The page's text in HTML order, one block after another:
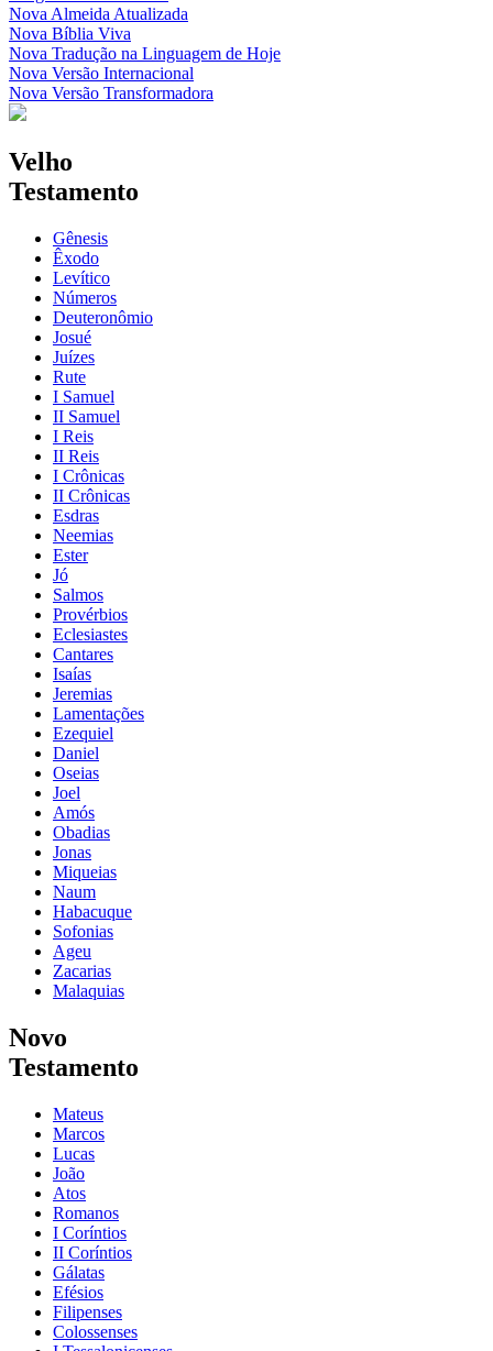
Nova Almeida Atualizada
Nova Bíblia Viva
Nova Tradução na Linguagem de Hoje
Nova Versão Internacional
Nova Versão Transformadora
Velho
Testamento
Gênesis
Êxodo
Levítico
Números
Deuteronômio
Josué
Juízes
Rute
I Samuel
II Samuel
I Reis
II Reis
I Crônicas
II Crônicas
Esdras
Neemias
Ester
Jó
Salmos
Provérbios
Eclesiastes
Cantares
Isaías
Jeremias
Lamentações
Ezequiel
Daniel
Oseias
Joel
Amós
Obadias
Jonas
Miqueias
Naum
Habacuque
Sofonias
Ageu
Zacarias
Malaquias
Novo
Testamento
Mateus
Marcos
Lucas
João
Atos
Romanos
I Coríntios
II Coríntios
Gálatas
Efésios
Filipenses
Colossenses